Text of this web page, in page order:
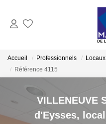
Accueil Professionnels
Référence 4115
VILLENEUVE
d'Eysses,